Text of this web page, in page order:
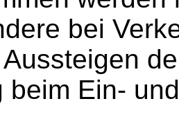
bei
beim Ein-